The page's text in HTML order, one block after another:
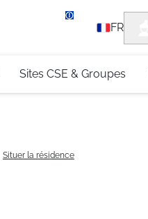
+33 (0)4 79 96 30 69
FR
Sites CSE & Groupes
Situer la résidence